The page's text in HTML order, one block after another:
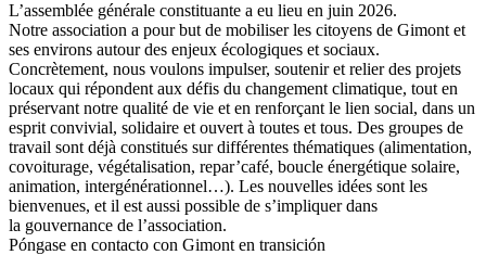
L’assemblée générale constituante a eu lieu en juin 2026.
Notre association a pour but de mobiliser les citoyens de Gimont et
ses environs autour des enjeux écologiques et sociaux.
Concrètement, nous voulons impulser, soutenir et relier des projets
locaux qui répondent aux défis du changement climatique, tout en
préservant notre qualité de vie et en renforçant le lien social, dans un
esprit convivial, solidaire et ouvert à toutes et tous. Des groupes de
travail sont déjà constitués sur différentes thématiques (alimentation,
covoiturage, végétalisation, repar’café, boucle énergétique solaire,
animation, intergénérationnel…). Les nouvelles idées sont les
bienvenues, et il est aussi possible de s’impliquer dans
la gouvernance de l’association.
Póngase en contacto con Gimont en transición